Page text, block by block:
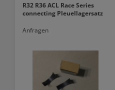
R32 R36 ACL Race Series
connecting Pleuellagersatz
Anfragen